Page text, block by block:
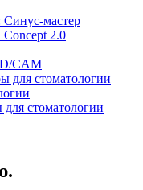
Синус-мастер
2.0
CAM
для стоматологии
стоматологии